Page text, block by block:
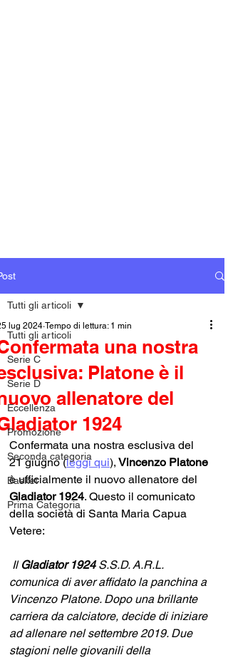
Tutti gli articoli
Serie C
Serie D
Eccellenza
Promozione
Seconda categoria
Basket
Prima Categoria
Tutti gli articoli
una nostra
Platone è il
allenatore del
1924
lug 2024 Tempo di lettura: 1 min
Confermata una nostra esclusiva del
21 giugno (leggi qui), Vincenzo Platone
è ufficialmente il nuovo allenatore del
Gladiator 1924. Questo il comunicato
della società di Santa Maria Capua
Vetere:
Il Gladiator 1924 S.S.D. A.R.L.
comunica di aver affidato la panchina a
Vincenzo Platone. Dopo una brillante
carriera da calciatore, decide di iniziare
ad allenare nel settembre 2019. Due
stagioni nelle giovanili della